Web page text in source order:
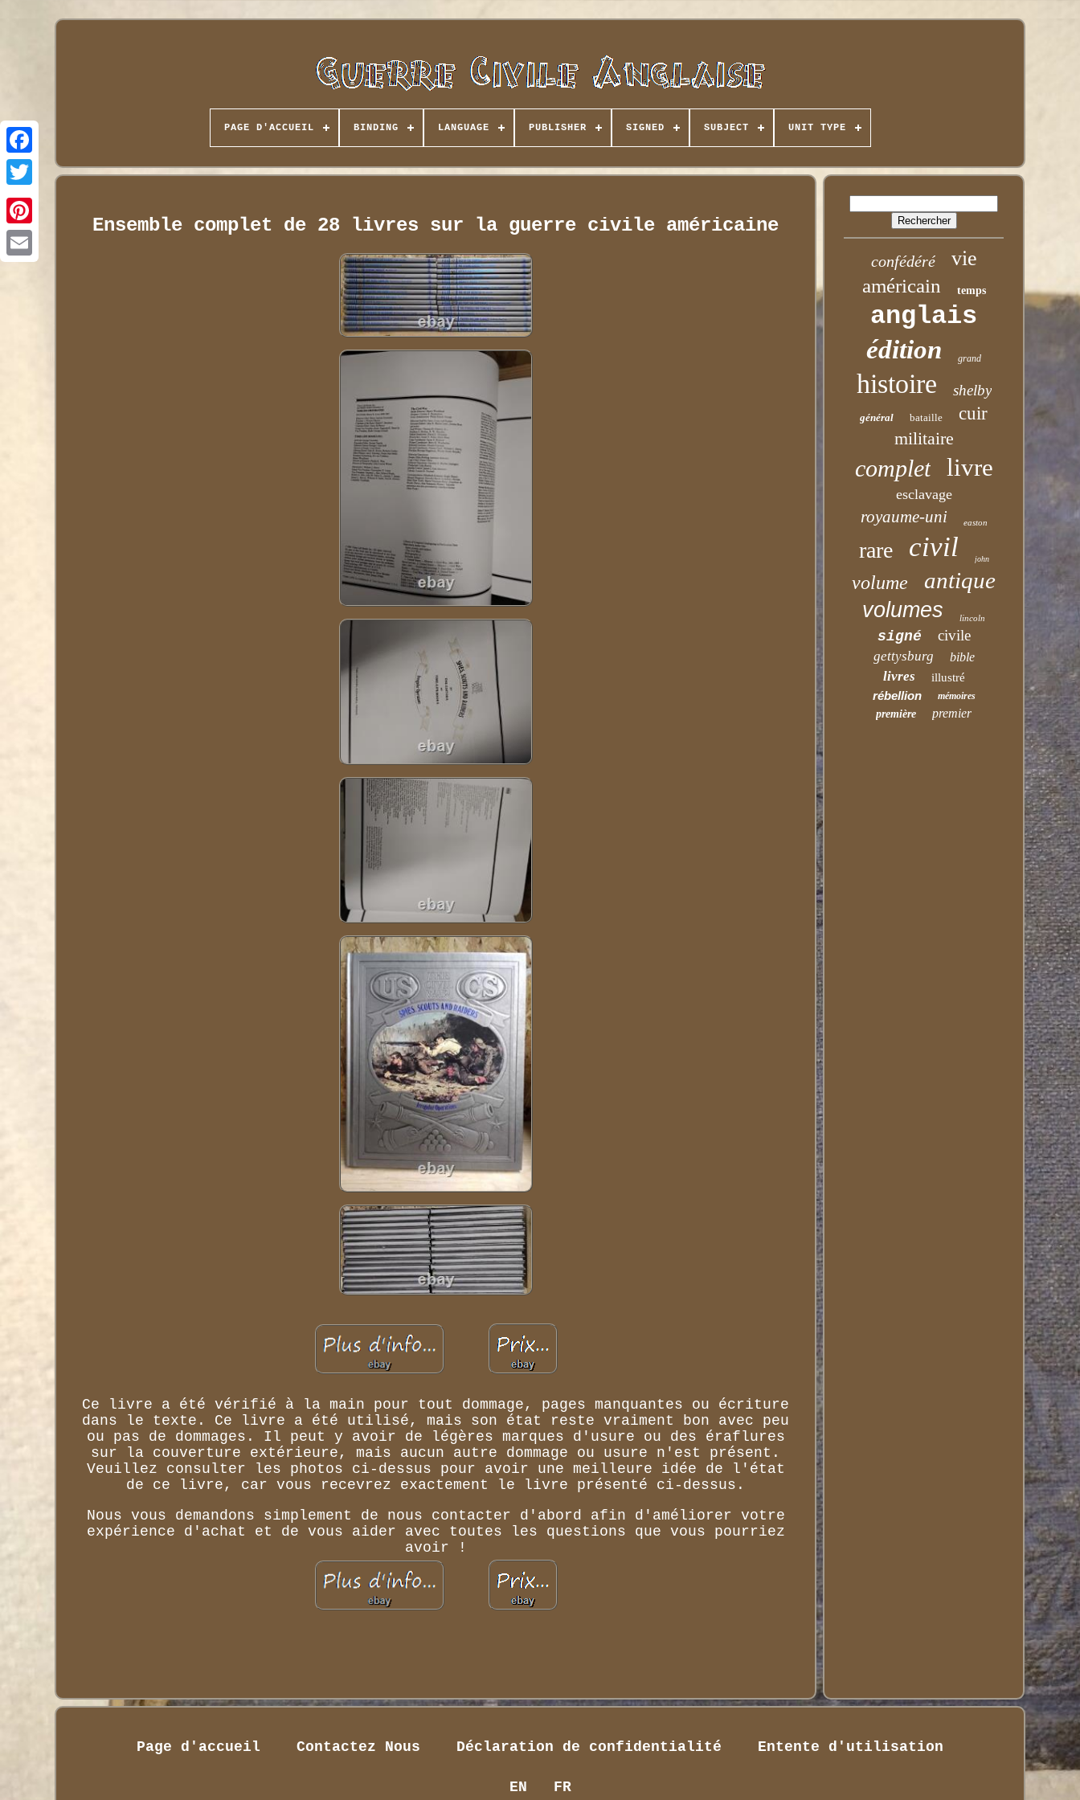
PAGE D'ACCUEIL BINDING LANGUAGE PUBLISHER SIGNED SUBJECT UNIT TYPE
Ensemble complet de 28 livres sur la guerre civile américaine
Ce livre a été vérifié à la main pour tout dommage, pages manquantes ou écriture
dans le texte. Ce livre a été utilisé, mais son état reste vraiment bon avec peu
ou pas de dommages. Il peut y avoir de légères marques d'usure ou des éraflures
sur la couverture extérieure, mais aucun autre dommage ou usure n'est présent.
Veuillez consulter les photos ci-dessus pour avoir une meilleure idée de l'état
de ce livre, car vous recevrez exactement le livre présenté ci-dessus.
Nous vous demandons simplement de nous contacter d'abord afin d'améliorer votre
expérience d'achat et de vous aider avec toutes les questions que vous pourriez
avoir !
confédéré vie
américain temps
anglais
édition grand
histoire shelby
général bataille
cuir
militaire
complet livre
esclavage
royaume-uni easton
rare civil john
volume antique
volumes lincoln
signé civile
gettysburg bible
livres illustré
rébellion mémoires
première premier
Page d'accueil Contactez Nous Déclaration de confidentialité Entente d'utilisation
EN FR